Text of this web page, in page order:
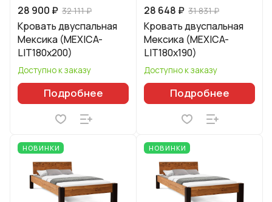
28 900 ₽ 32 111 ₽
Кровать двуспальная
Мексика (MEXICA-
LIT180х200)
Доступно к заказу
Подробнее
28 648 ₽ 31 831 ₽
Кровать двуспальная
Мексика (MEXICA-
LIT180х190)
Доступно к заказу
Подробнее
НОВИНКИ НОВИНКИ